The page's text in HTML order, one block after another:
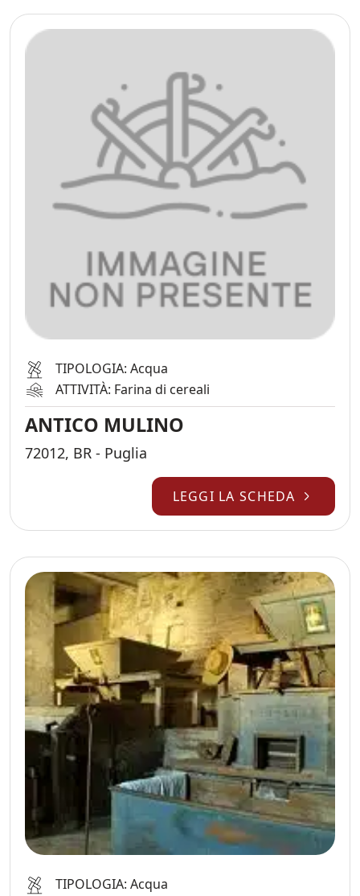
TIPOLOGIA: Acqua
ATTIVITÀ: Farina di cereali
ANTICO MULINO
72012, BR - Puglia
LEGGI LA SCHEDA
TIPOLOGIA: Acqua